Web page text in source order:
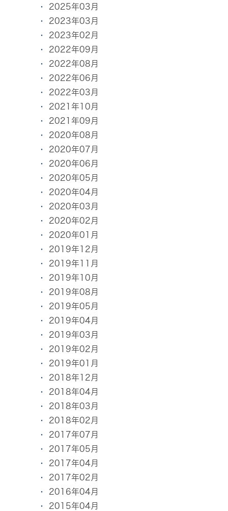
2025年03月
2023年03月
2023年02月
2022年09月
2022年08月
2022年06月
2022年03月
2021年10月
2021年09月
2020年08月
2020年07月
2020年06月
2020年05月
2020年04月
2020年03月
2020年02月
2020年01月
2019年12月
2019年11月
2019年10月
2019年08月
2019年05月
2019年04月
2019年03月
2019年02月
2019年01月
2018年12月
2018年04月
2018年03月
2018年02月
2017年07月
2017年05月
2017年04月
2017年02月
2016年04月
2015年04月